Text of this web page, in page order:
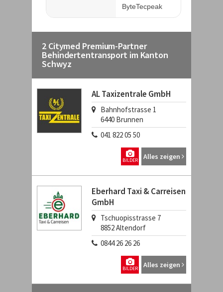
2 Citymed Premium-Partner
Behindertentransport im Kanton
Schwyz
AL Taxizentrale GmbH
Bahnhofstrasse 1
6440 Brunnen
041 822 05 50
Alles zeigen
BILDER
Eberhard Taxi & Carreisen
GmbH
Tschuopisstrasse 7
8852Altendorf
0844 26 26 26
Alles zeigen
BILDER